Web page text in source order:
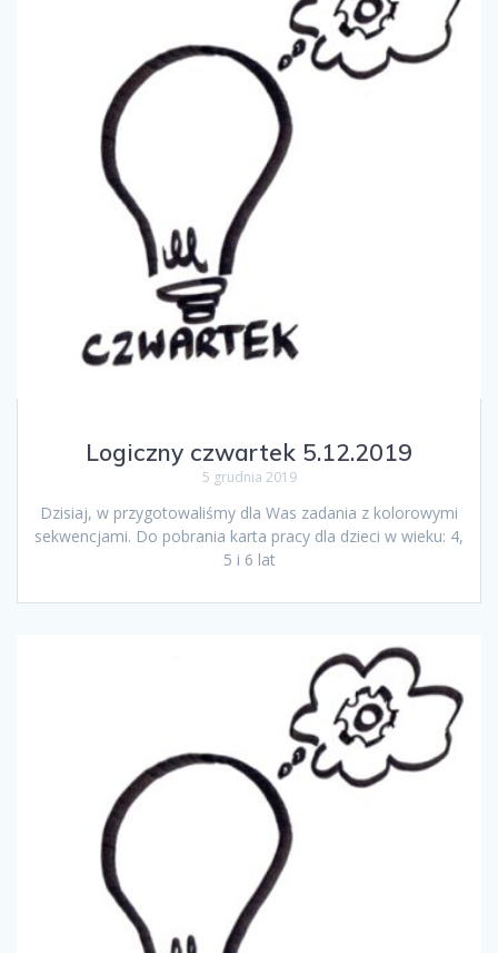
Logiczny czwartek 5.12.2019
5 grudnia 2019
Dzisiaj, w przygotowaliśmy dla Was zadania z kolorowymi
sekwencjami. Do pobrania karta pracy dla dzieci w wieku: 4,
5 i 6 lat